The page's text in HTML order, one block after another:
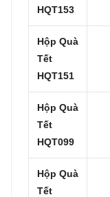
HQT153
Hộp Quà
Tết
HQT151
Hộp Quà
Tết
HQT099
Hộp Quà
Tết